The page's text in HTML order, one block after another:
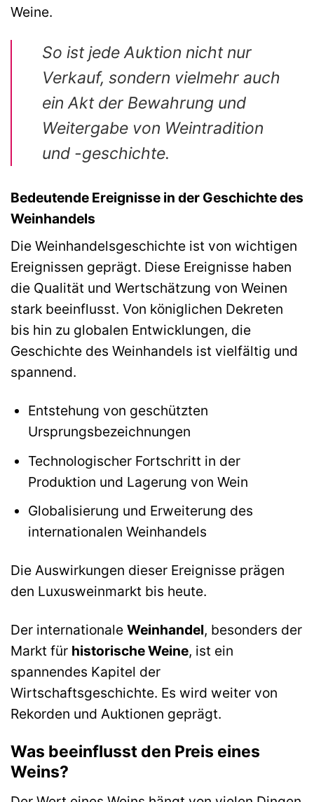
Weine.
So ist jede Auktion nicht nur
Verkauf, sondern vielmehr auch
ein Akt der Bewahrung und
Weitergabe von Weintradition
und -geschichte.
Bedeutende Ereignisse in der Geschichte des
Weinhandels
Die Weinhandelsgeschichte ist von wichtigen
Ereignissen geprägt. Diese Ereignisse haben
die Qualität und Wertschätzung von Weinen
stark beeinflusst. Von königlichen Dekreten
bis hin zu globalen Entwicklungen, die
Geschichte des Weinhandels ist vielfältig und
spannend.
Entstehung von geschützten
Ursprungsbezeichnungen
Technologischer Fortschritt in der
Produktion und Lagerung von Wein
Globalisierung und Erweiterung des
internationalen Weinhandels
Die Auswirkungen dieser Ereignisse prägen
den Luxusweinmarkt bis heute.
Der internationale Weinhandel, besonders der
Markt für historische Weine, ist ein
spannendes Kapitel der
Wirtschaftsgeschichte. Es wird weiter von
Rekorden und Auktionen geprägt.
Was beeinflusst den Preis eines
Weins?